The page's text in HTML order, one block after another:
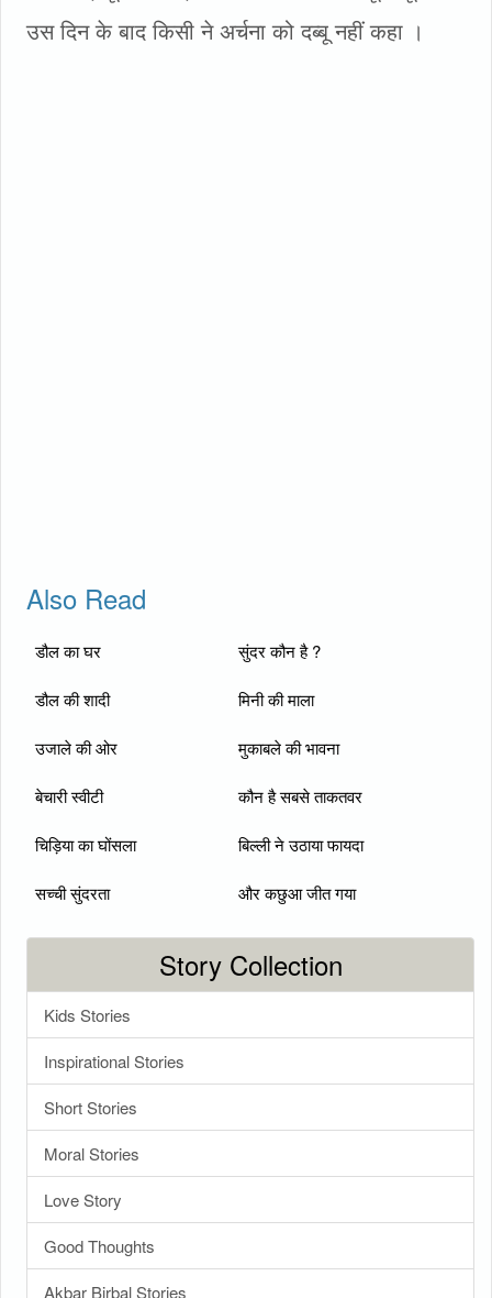
उस दिन के बाद किसी ने अर्चना को दब्बू नहीं कहा ।
Also Read
डौल का घर सुंदर कौन है ?
डौल की शादी मिनी की माला
उजाले की ओर मुकाबले की भावना
बेचारी स्वीटी कौन है सबसे ताकतवर
चिड़िया का घोंसला बिल्ली ने उठाया फायदा
सच्ची सुंदरता और कछुआ जीत गया
Story Collection
Kids Stories
Inspirational Stories
Short Stories
Moral Stories
Love Story
Good Thoughts
Akbar Birbal Stories